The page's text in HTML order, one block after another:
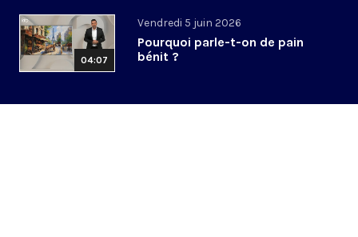
04:07
Vendredi 5 juin 2026
Pourquoi parle-t-on de pain
bénit ?